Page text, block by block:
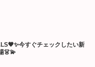
今すぐチェックしたい新
👗💫